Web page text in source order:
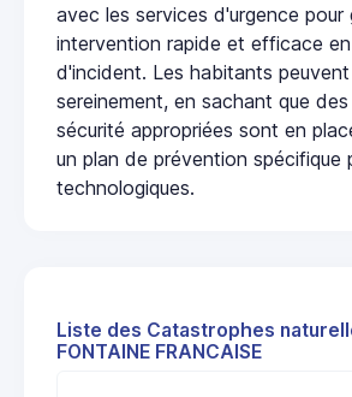
avec les services d'urgence pour
intervention rapide et efficace
d'incident. Les habitants
sereinement, en sachant que
sécurité appropriées sont en
un plan de prévention spécifique
technologiques.
Liste des Catastrophes
FONTAINE FRANCAISE